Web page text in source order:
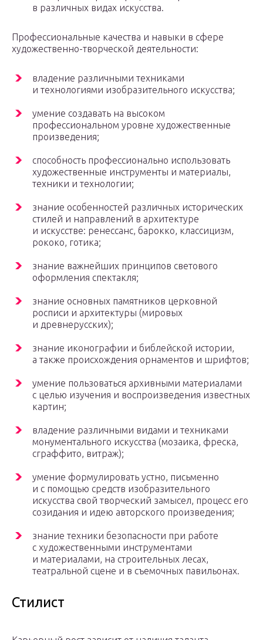
в различных видах искусства.
Профессиональные качества и навыки в сфере
художественно-творческой деятельности:
владение различными техниками
и технологиями изобразительного искусства;
умение создавать на высоком
профессиональном уровне художественные
произведения;
способность профессионально использовать
художественные инструменты и материалы,
техники и технологии;
знание особенностей различных исторических
стилей и направлений в архитектуре
и искусстве: ренессанс, барокко, классицизм,
рококо, готика;
знание важнейших принципов светового
оформления спектакля;
знание основных памятников церковной
росписи и архитектуры (мировых
и древнерусских);
знание иконографии и библейской истории,
а также происхождения орнаментов и шрифтов;
умение пользоваться архивными материалами
с целью изучения и воспроизведения известных
картин;
владение различными видами и техниками
монументального искусства (мозаика, фреска,
сграффито, витраж);
умение формулировать устно, письменно
и с помощью средств изобразительного
искусства свой творческий замысел, процесс его
созидания и идею авторского произведения;
знание техники безопасности при работе
с художественными инструментами
и материалами, на строительных лесах,
театральной сцене и в съемочных павильонах.
Стилист